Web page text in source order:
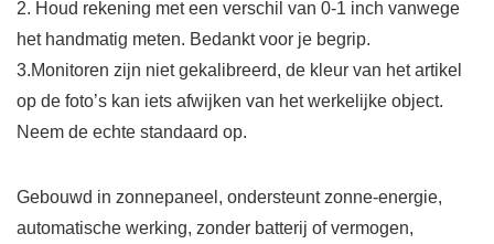
2. Houd rekening met een verschil van 0-1 inch vanwege
het handmatig meten. Bedankt voor je begrip.
3.Monitoren zijn niet gekalibreerd, de kleur van het artikel
op de foto’s kan iets afwijken van het werkelijke object.
Neem de echte standaard op.
Gebouwd in zonnepaneel, ondersteunt zonne-energie,
automatische werking, zonder batterij of vermogen,